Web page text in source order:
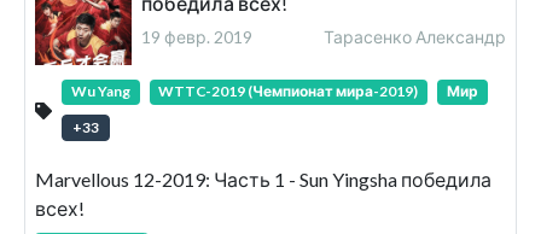
19 февр. 2019 Тарасенко Александр
Wu Yang WTTC-2019 (Чемпионат мира-2019)
Мир
+33
Marvellous 12-2019: Часть 1 - Sun Yingsha победила
всех!